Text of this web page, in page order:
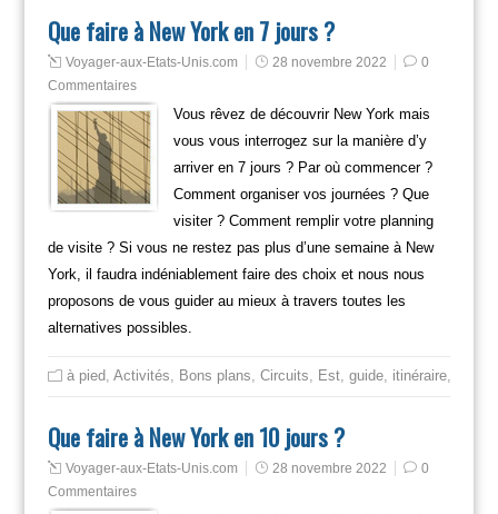
Que faire à New York en 7 jours ?
Voyager-aux-Etats-Unis.com 28 novembre 2022
0
Commentaires
Vous rêvez de découvrir New York mais
vous vous interrogez sur la manière d’y
arriver en 7 jours ? Par où commencer ?
Comment organiser vos journées ? Que
visiter ? Comment remplir votre planning
de visite ? Si vous ne restez pas plus d’une semaine à New
York, il faudra indéniablement faire des choix et nous nous
proposons de vous guider au mieux à travers toutes les
alternatives possibles.
à pied Activités Bons plans Circuits Est, guide, itinéraire,
Que faire à New York en 10 jours ?
Voyager-aux-Etats-Unis.com 28 novembre 2022
0
Commentaires